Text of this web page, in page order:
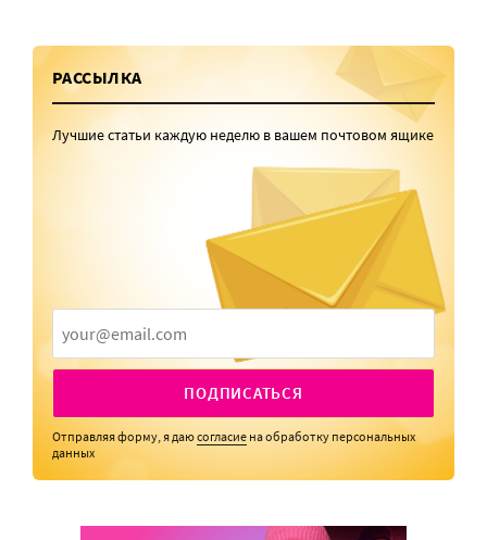
РАССЫЛКА
Лучшие статьи каждую неделю в вашем почтовом ящике
ПОДПИСАТЬСЯ
Отправляя форму, я даюсогласие на обработку персональных
данных